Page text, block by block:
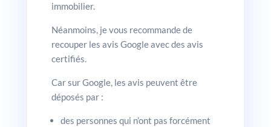
immobilier.
Néanmoins, je vous recommande de
recouper les avis Google avec des avis
certifiés.
Car sur Google, les avis peuvent être
déposés par :
des personnes qui n’ont pas forcément